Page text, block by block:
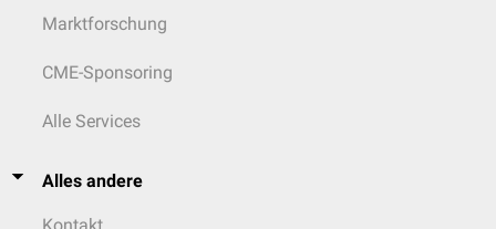
Marktforschung
CME-Sponsoring
Alle Services
Alles andere